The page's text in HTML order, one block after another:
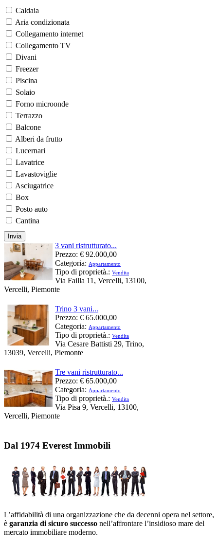
Caldaia
Aria condizionata
Collegamento internet
Collegamento TV
Divani
Freezer
Piscina
Solaio
Forno microonde
Terrazzo
Balcone
Alberi da frutto
Lucernari
Lavatrice
Lavastoviglie
Asciugatrice
Box
Posto auto
Cantina
3 vani ristrutturato...
Prezzo: € 92.000,00
Categoria: Appartamento
Tipo di proprietà.: Vendita
Via Failla 11, Vercelli, 13100,
Vercelli, Piemonte
Trino 3 vani...
Prezzo: € 65.000,00
Categoria: Appartamento
Tipo di proprietà.: Vendita
Via Cesare Battisti 29, Trino,
13039, Vercelli, Piemonte
Tre vani ristrutturato...
Prezzo: € 65.000,00
Categoria: Appartamento
Tipo di proprietà.: Vendita
Via Pisa 9, Vercelli, 13100,
Vercelli, Piemonte
Dal 1974 Everest Immobili
L’affidabilità di una organizzazione che da decenni opera nel settore,
è garanzia di sicuro successo nell’affrontare l’insidioso mare del
mercato immobiliare moderno.